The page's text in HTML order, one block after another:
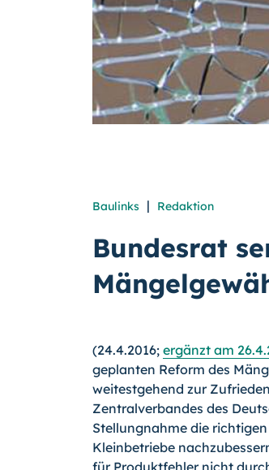
Baulinks | Redaktion
Bundesrat
(24.4.2016; ergänzt am
geplanten Reform des
weitestgehend zur
Zentralverban­des des
Stellungnahme die
Kleinbetriebe